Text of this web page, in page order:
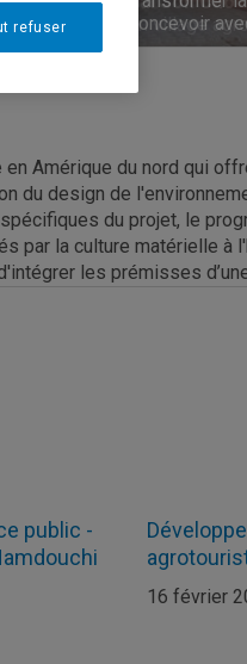
Concevoir
Un village
Le projet du
Amérique du nord qui
du design de
du projet, le
par la culture matérielle à
les prémisses
public -
16 février
refuser